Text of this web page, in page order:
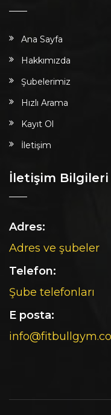
Ana Sayfa
Hakkımızda
Şubelerimiz
Hızlı Arama
Kayıt Ol
İletişim
İletişim Bilgileri
Adres:
Adres ve şubeler
Telefon:
Şube telefonları
E posta: